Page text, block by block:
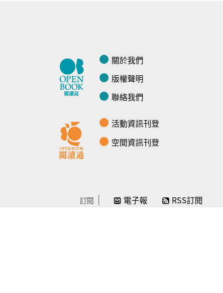
關於我們
版權聲明
聯絡我們
活動資訊刊登
空間資訊刊登
訂閱 電子報 RSS訂閱